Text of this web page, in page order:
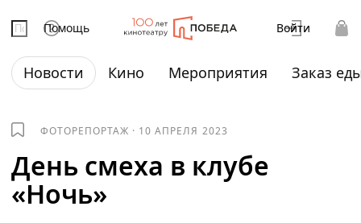
Помощь Войти
Новости Кино Мероприятия Заказ
ФОТОРЕПОРТАЖ · 10 АПРЕЛЯ 2023
День смеха в клубе
«Ночь»